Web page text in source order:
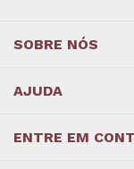
SOBRE NÓS
AJUDA
ENTRE EM